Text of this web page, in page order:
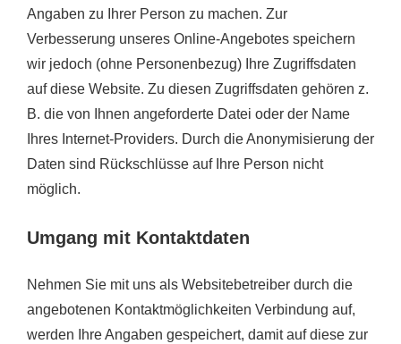
Angaben zu Ihrer Person zu machen. Zur
Verbesserung unseres Online-Angebotes speichern
wir jedoch (ohne Personenbezug) Ihre Zugriffsdaten
auf diese Website. Zu diesen Zugriffsdaten gehören z.
B. die von Ihnen angeforderte Datei oder der Name
Ihres Internet-Providers. Durch die Anonymisierung der
Daten sind Rückschlüsse auf Ihre Person nicht
möglich.
Umgang mit Kontaktdaten
Nehmen Sie mit uns als Websitebetreiber durch die
angebotenen Kontaktmöglichkeiten Verbindung auf,
werden Ihre Angaben gespeichert, damit auf diese zur